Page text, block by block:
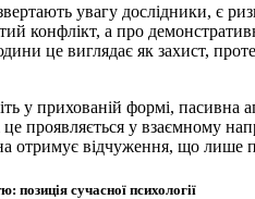
увагу дослідники, є
конфлікт, а про
це виглядає як захист,
у прихованій формі, пасивна
проявляється у взаємному
отримує відчуження, що лише
позиція сучасної психології